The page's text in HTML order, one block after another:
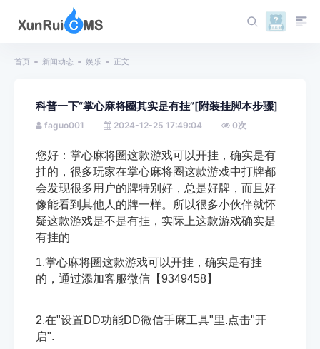
首页 新闻动态 娱乐 正文
科普一下“掌心麻将圈其实是有挂”[附装挂脚本步骤]
faguo001 2024-12-25 17:49:04 0次
您好：掌心麻将圈这款游戏可以开挂，确实是有
挂的， 很多玩家在掌心麻将圈这款游戏中打牌都
会发现很多用户的牌特别好，总是好牌，而且好
像能看到其他人的牌一样。所以很多小伙伴就怀
疑这款游戏是不是有挂，实际上这款游戏确实是
有挂的
1.掌心麻将圈这款游戏可以开挂，确实是有挂
的，通过添加客服微信【9349458】
2.在"设置DD功能DD微信手麻工具"里.点击"开
启".